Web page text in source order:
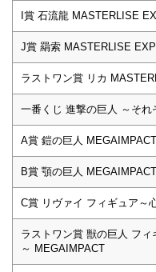
I賞 石流龍 MASTERLISE
J賞 羂索 MASTERLISE
ラストワン賞 リカ
一番くじ 進撃の巨人 ～それ
A賞 鎧の巨人 MEGAIMPACT
B賞 顎の巨人 MEGAIMPACT
C賞 リヴァイ フィギュア～
ラストワン賞 獣の巨人 フィ
～ MEGAIMPACT